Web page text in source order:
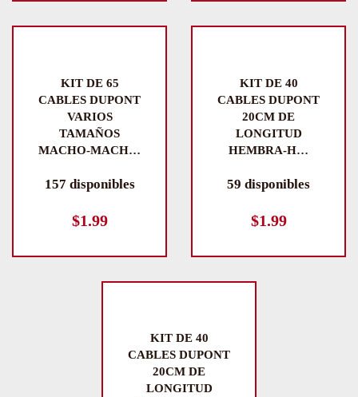
KIT DE 65
CABLES DUPONT
VARIOS
TAMAÑOS
MACHO-MACH…
157 disponibles
$1.99
KIT DE 40
CABLES DUPONT
20CM DE
LONGITUD
HEMBRA-H…
59 disponibles
$1.99
KIT DE 40
CABLES DUPONT
20CM DE
LONGITUD